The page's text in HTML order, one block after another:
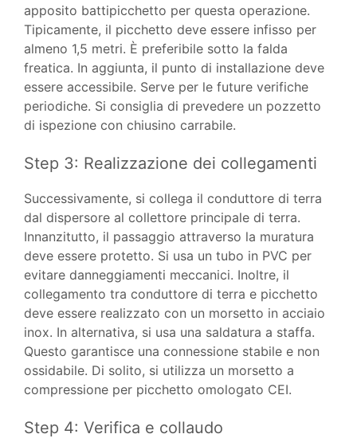
apposito battipicchetto per questa operazione.
Tipicamente, il picchetto deve essere infisso per
almeno 1,5 metri. È preferibile sotto la falda
freatica. In aggiunta, il punto di installazione deve
essere accessibile. Serve per le future verifiche
periodiche. Si consiglia di prevedere un pozzetto
di ispezione con chiusino carrabile.
Step 3: Realizzazione dei collegamenti
Successivamente, si collega il conduttore di terra
dal dispersore al collettore principale di terra.
Innanzitutto, il passaggio attraverso la muratura
deve essere protetto. Si usa un tubo in PVC per
evitare danneggiamenti meccanici. Inoltre, il
collegamento tra conduttore di terra e picchetto
deve essere realizzato con un morsetto in acciaio
inox. In alternativa, si usa una saldatura a staffa.
Questo garantisce una connessione stabile e non
ossidabile. Di solito, si utilizza un morsetto a
compressione per picchetto omologato CEI.
Step 4: Verifica e collaudo